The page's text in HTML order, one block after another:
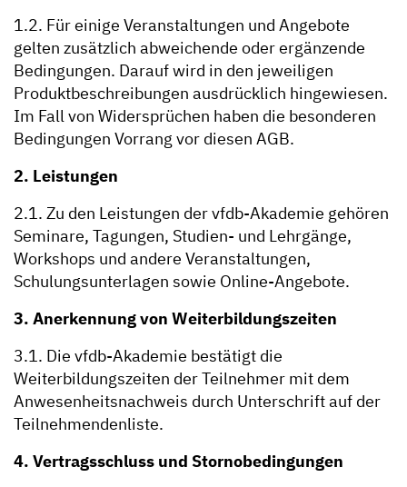
1.2. Für einige Veranstaltungen und Angebote
gelten zusätzlich abweichende oder ergänzende
Bedingungen. Darauf wird in den jeweiligen
Produktbeschreibungen ausdrücklich hingewiesen.
Im Fall von Widersprüchen haben die besonderen
Bedingungen Vorrang vor diesen AGB.
2. Leistungen
2.1. Zu den Leistungen der vfdb-Akademie gehören
Seminare, Tagungen, Studien- und Lehrgänge,
Workshops und andere Veranstaltungen,
Schulungsunterlagen sowie Online-Angebote.
3. Anerkennung von Weiterbildungszeiten
3.1. Die vfdb-Akademie bestätigt die
Weiterbildungszeiten der Teilnehmer mit dem
Anwesenheitsnachweis durch Unterschrift auf der
Teilnehmendenliste.
4. Vertragsschluss und Stornobedingungen